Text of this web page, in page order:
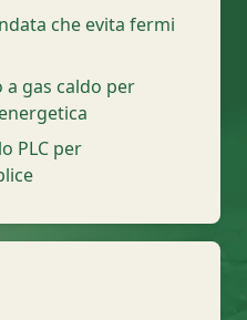
che evita fermi
gas caldo per
PLC per